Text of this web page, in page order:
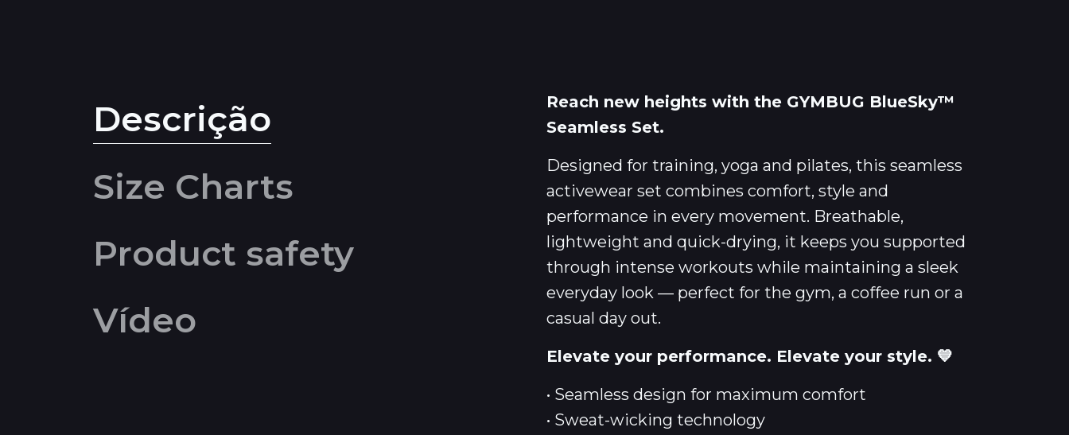
Descrição
Size Charts
Product safety
Vídeo
Reach new heights with the GYMBUG BlueSky™
Seamless Set.
Designed for training, yoga and pilates, this seamless
activewear set combines comfort, style and
performance in every movement. Breathable,
lightweight and quick-drying, it keeps you supported
through intense workouts while maintaining a sleek
everyday look — perfect for the gym, a coffee run or a
casual day out.
Elevate your performance. Elevate your style. 💙
• Seamless design for maximum comfort
• Sweat-wicking technology